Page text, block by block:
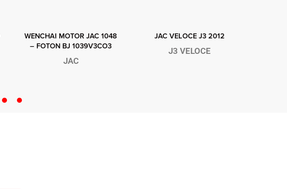
Vista rápida
WENCHAI MOTOR JAC 1048
– FOTON BJ 1039V3CO3
JAC
Vista rápida
JAC VELOCE J3 2012
J3 VELOCE